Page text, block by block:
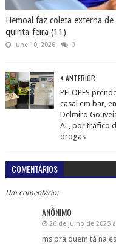
Hemoal faz coleta externa
quinta-feira (11)
June 10, 2026 0
ANTERIOR
PELOPES
casal em bar,
Delmiro
AL, por tráfico
drogas
COMENTÁRIOS
Um comentário:
ANÔNIMO
26 de julho de 2025
ms pra quem tá na